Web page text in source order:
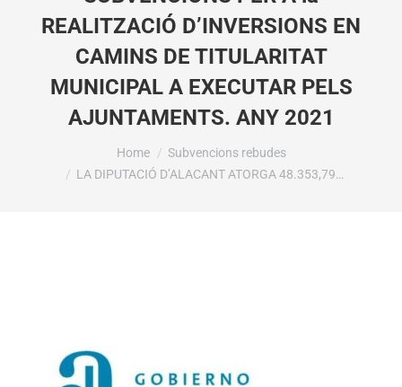
REALITZACIÓ D’INVERSIONS EN
CAMINS DE TITULARITAT
MUNICIPAL A EXECUTAR PELS
AJUNTAMENTS. ANY 2021
Home
Subvencions rebudes
LA DIPUTACIÓ D’ALACANT ATORGA 48.353,79…